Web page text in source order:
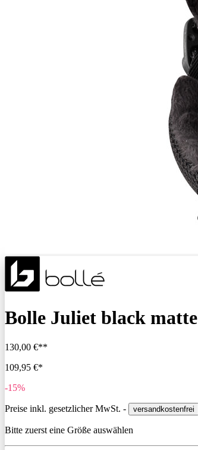
Bolle Juliet black matte
130,00 €**
109,95 €*
-15%
Preise inkl. gesetzlicher MwSt. - versandkostenfrei
Bitte zuerst eine Größe auswählen